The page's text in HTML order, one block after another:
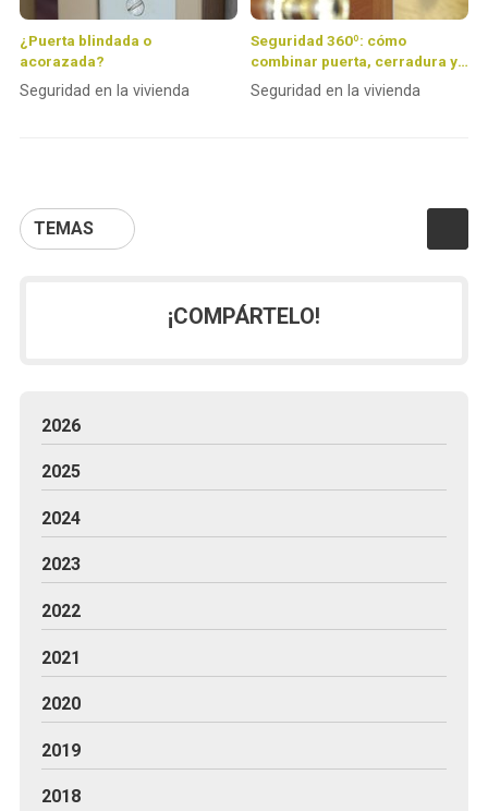
TEMAS
¿Puerta blindada o
acorazada?
Seguridad en la vivienda
Seguridad 360º: cómo
combinar puerta, cerradura y
alarma para crear un hogar
inexpugnable
Seguridad en la vivienda
¡COMPÁRTELO!
2026
2025
2024
2023
2022
2021
2020
2019
2018